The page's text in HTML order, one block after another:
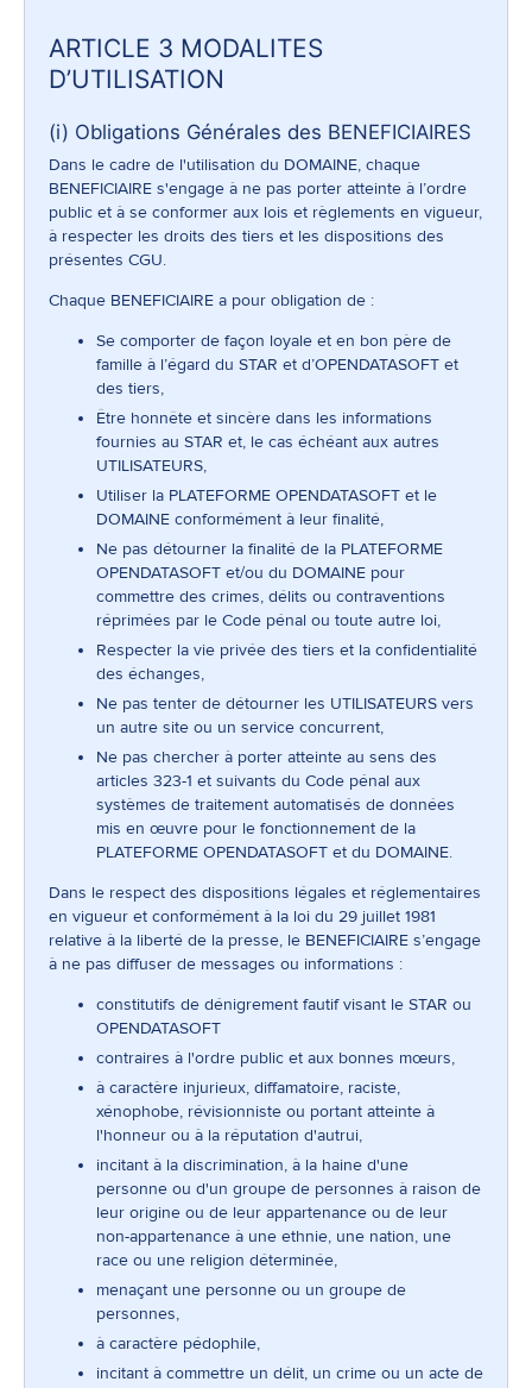
ARTICLE 3 MODALITES
D’UTILISATION
(i) Obligations Générales des BENEFICIAIRES
Dans le cadre de l'utilisation du DOMAINE, chaque
BENEFICIAIRE s'engage à ne pas porter atteinte à l’ordre
public et à se conformer aux lois et règlements en vigueur,
à respecter les droits des tiers et les dispositions des
présentes CGU.
Chaque BENEFICIAIRE a pour obligation de :
Se comporter de façon loyale et en bon père de
famille à l’égard du STAR et d’OPENDATASOFT et
des tiers,
Être honnête et sincère dans les informations
fournies au STAR et, le cas échéant aux autres
UTILISATEURS,
Utiliser la PLATEFORME OPENDATASOFT et le
DOMAINE conformément à leur finalité,
Ne pas détourner la finalité de la PLATEFORME
OPENDATASOFT et/ou du DOMAINE pour
commettre des crimes, délits ou contraventions
réprimées par le Code pénal ou toute autre loi,
Respecter la vie privée des tiers et la confidentialité
des échanges,
Ne pas tenter de détourner les UTILISATEURS vers
un autre site ou un service concurrent,
Ne pas chercher à porter atteinte au sens des
articles 323-1 et suivants du Code pénal aux
systèmes de traitement automatisés de données
mis en œuvre pour le fonctionnement de la
PLATEFORME OPENDATASOFT et du DOMAINE.
Dans le respect des dispositions légales et réglementaires
en vigueur et conformément à la loi du 29 juillet 1981
relative à la liberté de la presse, le BENEFICIAIRE s’engage
à ne pas diffuser de messages ou informations :
constitutifs de dénigrement fautif visant le STAR ou
OPENDATASOFT
contraires à l'ordre public et aux bonnes mœurs,
à caractère injurieux, diffamatoire, raciste,
xénophobe, révisionniste ou portant atteinte à
l'honneur ou à la réputation d'autrui,
incitant à la discrimination, à la haine d'une
personne ou d'un groupe de personnes à raison de
leur origine ou de leur appartenance ou de leur
non-appartenance à une ethnie, une nation, une
race ou une religion déterminée,
menaçant une personne ou un groupe de
personnes,
à caractère pédophile,
incitant à commettre un délit, un crime ou un acte de